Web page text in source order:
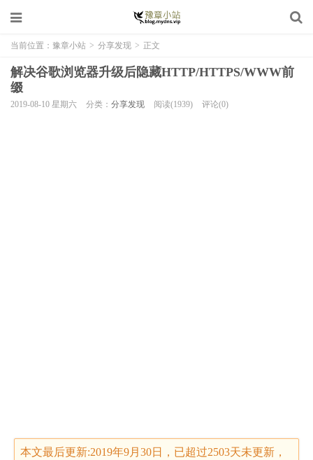
当前位置： 豫章小站 > 分享发现 > 正文
解决谷歌浏览器升级后隐藏HTTP/HTTPS/WWW前
缀
2019-08-10 星期六 分类： 分享发现 阅读(1939) 评论(0)
本文最后更新:2019年9月30日，已超过2503天未更新，